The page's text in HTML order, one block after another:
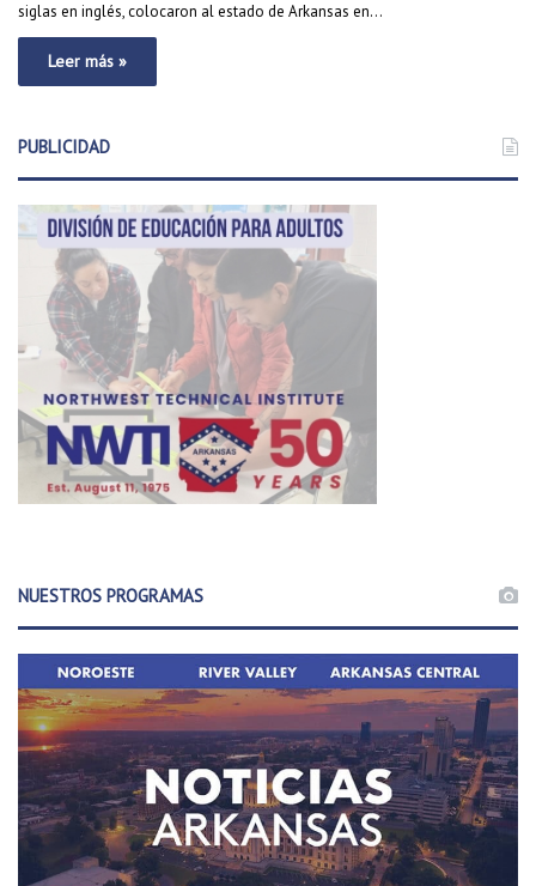
siglas en inglés, colocaron al estado de Arkansas en…
Leer más »
PUBLICIDAD
NUESTROS PROGRAMAS